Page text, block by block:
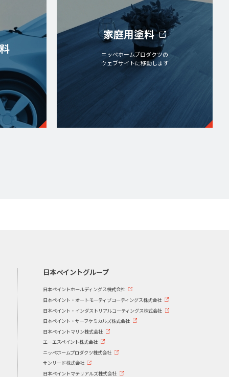
家庭用塗料
ニッペホームプロダクツの
ウェブサイトに移動します
日本ペイントグループ
日本ペイントホールディングス株式会社
日本ペイント・オートモーティブコーティングス株式会社
日本ペイント・インダストリアルコーティングス株式会社
日本ペイント・サーフケミカルズ株式会社
日本ペイントマリン株式会社
エーエスペイント株式会社
ニッペホームプロダクツ株式会社
サンリード株式会社
日本ペイントマテリアルズ株式会社